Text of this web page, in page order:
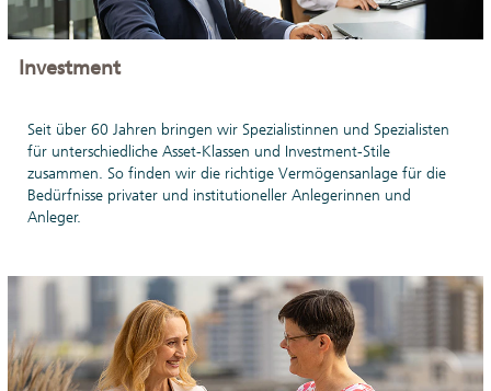
Investment
Seit über 60 Jahren bringen wir Spezialistinnen und Spezialisten
für unterschiedliche Asset-Klassen und Investment-Stile
zusammen. So finden wir die richtige Vermögensanlage für die
Bedürfnisse privater und institutioneller Anlegerinnen und
Anleger.